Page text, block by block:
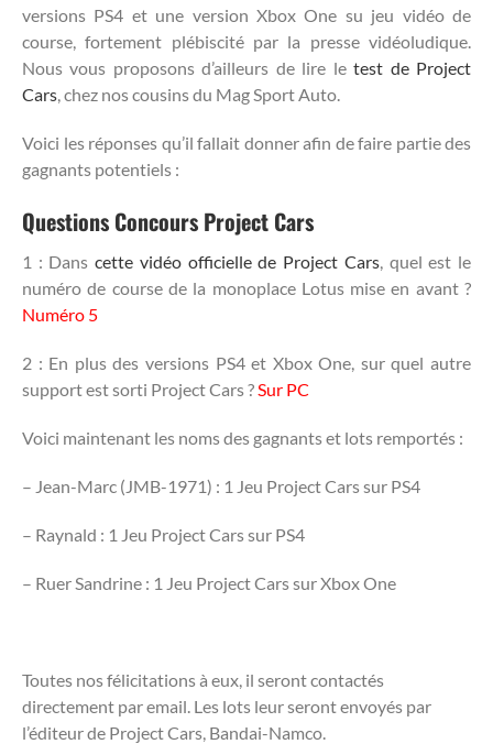
versions PS4 et une version Xbox One su jeu vidéo de
course, fortement plébiscité par la presse vidéoludique.
Nous vous proposons d’ailleurs de lire letest de Project
Cars, chez nos cousins du Mag Sport Auto.
Voici les réponses qu’il fallait donner afin de faire partie des
gagnants potentiels :
Questions Concours Project Cars
1 : Danscette vidéo officielle de Project Cars, quel est le
numéro de course de la monoplace Lotus mise en avant ?
Numéro 5
2 : En plus des versions PS4 et Xbox One, sur quel autre
support est sorti Project Cars ?Sur PC
Voici maintenant les noms des gagnants et lots remportés :
– Jean-Marc (JMB-1971) : 1 Jeu Project Cars sur PS4
– Raynald : 1 Jeu Project Cars sur PS4
– Ruer Sandrine : 1 Jeu Project Cars sur Xbox One
Toutes nos félicitations à eux, il seront contactés
directement par email. Les lots leur seront envoyés par
l’éditeur de Project Cars, Bandai-Namco.